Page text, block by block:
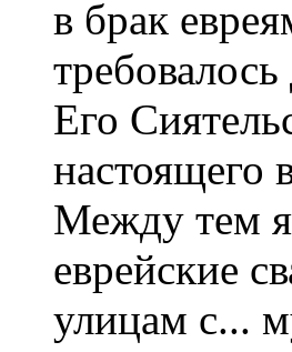
в брак
Его
настоящего
Между тем я
еврейские
улицам с...